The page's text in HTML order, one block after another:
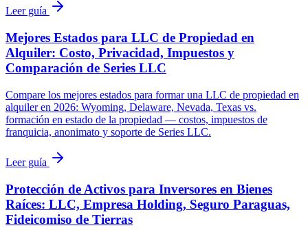
Leer guía
Mejores Estados para LLC de Propiedad en
Alquiler: Costo, Privacidad, Impuestos y
Comparación de Series LLC
Compare los mejores estados para formar una LLC de propiedad en
alquiler en 2026: Wyoming, Delaware, Nevada, Texas vs.
formación en estado de la propiedad — costos, impuestos de
franquicia, anonimato y soporte de Series LLC.
Leer guía
Protección de Activos para Inversores en Bienes
Raíces: LLC, Empresa Holding, Seguro Paraguas,
Fideicomiso de Tierras